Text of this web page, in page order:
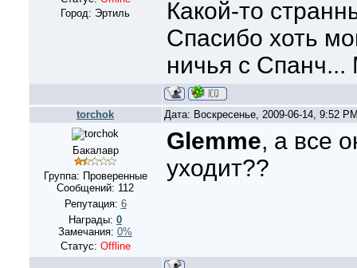
Город: Эртиль
Какой-то
Спасибо хоть
ничья с Спанч...
torchok Дата: Воскресенье, 2009-06-14, 9:52
Бакалавр
Группа: Проверенные
Сообщений: 112
Репутация: 6
Награды: 0
Замечания: 0%
Статус: Offline
Glemme, а все
уходит??